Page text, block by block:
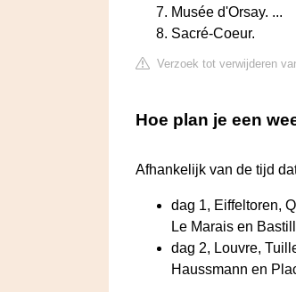
Musée d'Orsay. ...
Sacré-Coeur.
Verzoek tot verwijderen
Hoe plan je een
Afhankelijk van de tijd
dag 1, Eiffeltoren,
Le Marais en
dag 2, Louvre,
Haussmann en